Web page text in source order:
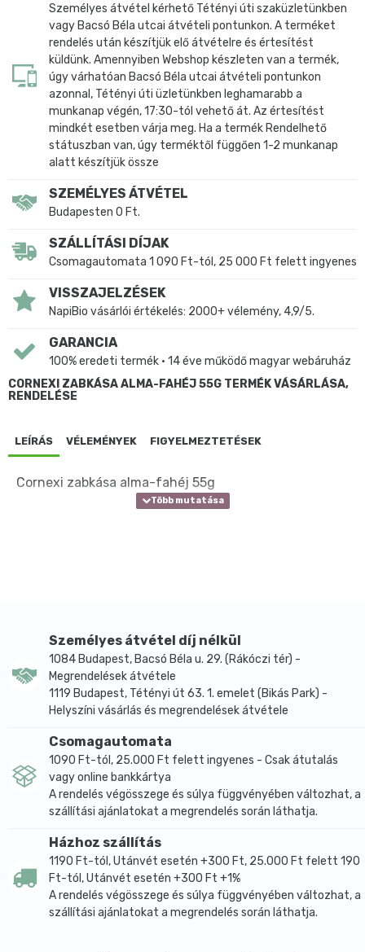
Személyes átvétel kérhető Tétényi úti szaküzletünkben
vagy Bacsó Béla utcai átvételi pontunkon. A terméket
rendelés után készítjük elő átvételre és értesítést
küldünk. Amennyiben Webshop készleten van a termék,
úgy várhatóan Bacsó Béla utcai átvételi pontunkon
azonnal, Tétényi úti üzletünkben leghamarabb a
munkanap végén, 17:30-tól vehető át. Az értesítést
mindkét esetben várja meg. Ha a termék Rendelhető
státuszban van, úgy terméktől függően 1-2 munkanap
alatt készítjük össze
SZEMÉLYES ÁTVÉTEL
Budapesten 0 Ft.
SZÁLLÍTÁSI DÍJAK
Csomagautomata 1 090 Ft-tól, 25 000 Ft felett ingyenes
VISSZAJELZÉSEK
NapiBio vásárlói értékelés: 2000+ vélemény, 4,9/5.
GARANCIA
100% eredeti termék • 14 éve működő magyar webáruház
CORNEXI ZABKÁSA ALMA-FAHÉJ 55G TERMÉK VÁSÁRLÁSA,
RENDELÉSE
LEÍRÁS VÉLEMÉNYEK FIGYELMEZTETÉSEK
Cornexi zabkása alma-fahéj 55g
Személyes átvétel díj nélkül
1084 Budapest, Bacsó Béla u. 29. (Rákóczi tér) -
Megrendelések átvétele
1119 Budapest, Tétényi út 63. 1. emelet (Bikás Park) -
Helyszíni vásárlás és megrendelések átvétele
Csomagautomata
1090 Ft-tól, 25.000 Ft felett ingyenes - Csak átutalás
vagy online bankkártya
A rendelés végösszege és súlya függvényében változhat, a
szállítási ajánlatokat a megrendelés során láthatja.
Házhoz szállítás
1190 Ft-tól, Utánvét esetén +300 Ft, 25.000 Ft felett 190
Ft-tól, Utánvét esetén +300 Ft +1%
A rendelés végösszege és súlya függvényében változhat, a
szállítási ajánlatokat a megrendelés során láthatja.